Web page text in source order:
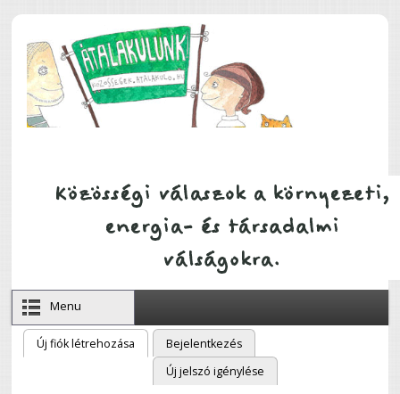
Menu
Elsődleges fülek
Új fiók létrehozása (aktív fül)Bejelentkezés
Új jelszó igénylése